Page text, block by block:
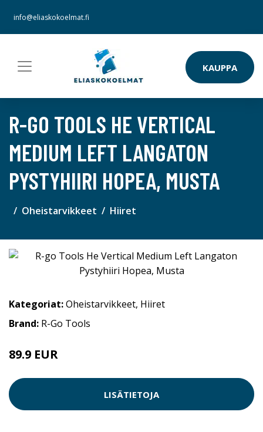
info@eliaskokoelmat.fi
KAUPPA
R-GO TOOLS HE VERTICAL
MEDIUM LEFT LANGATON
PYSTYHIIRI HOPEA, MUSTA
Oheistarvikkeet Hiiret
Kategoriat:Oheistarvikkeet, Hiiret
Brand: R-Go Tools
89.9 EUR
LISÄTIETOJA